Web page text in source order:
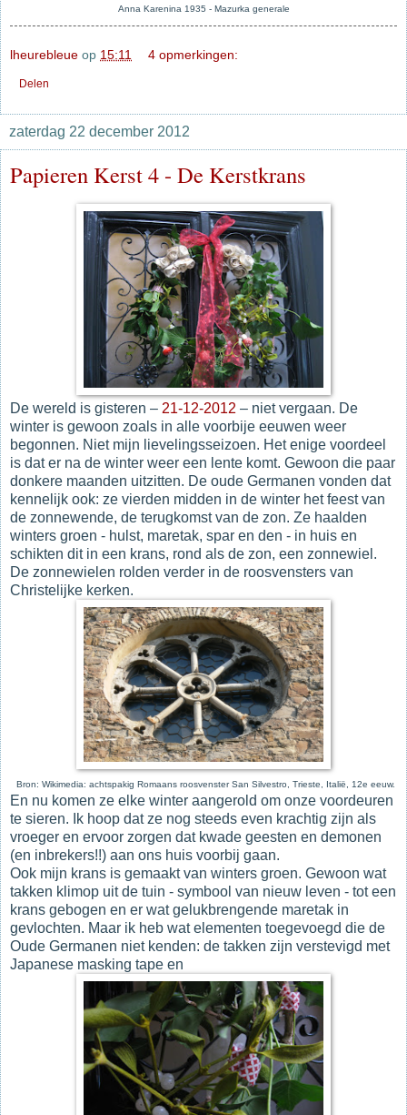
Anna Karenina 1935 - Mazurka generale
lheurebleue op 15:11 4 opmerkingen:
Delen
zaterdag 22 december 2012
Papieren Kerst 4 - De Kerstkrans
De wereld is gisteren – 21-12-2012 – niet vergaan. De
winter is gewoon zoals in alle voorbije eeuwen weer
begonnen. Niet mijn lievelingsseizoen. Het enige voordeel
is dat er na de winter weer een lente komt. Gewoon die paar
donkere maanden uitzitten. De oude Germanen vonden dat
kennelijk ook: ze vierden midden in de winter het feest van
de zonnewende, de terugkomst van de zon. Ze haalden
winters groen - hulst, maretak, spar en den - in huis en
schikten dit in een krans, rond als de zon, een zonnewiel.
De zonnewielen rolden verder in de roosvensters van
Christelijke kerken.
Bron: Wikimedia: achtspakig Romaans roosvenster San Silvestro, Trieste, Italië, 12e eeuw.
En nu komen ze elke winter aangerold om onze voordeuren
te sieren. Ik hoop dat ze nog steeds even krachtig zijn als
vroeger en ervoor zorgen dat kwade geesten en demonen
(en inbrekers!!) aan ons huis voorbij gaan.
Ook mijn krans is gemaakt van winters groen. Gewoon wat
takken klimop uit de tuin - symbool van nieuw leven - tot een
krans gebogen en er wat gelukbrengende maretak in
gevlochten. Maar ik heb wat elementen toegevoegd die de
Oude Germanen niet kenden: de takken zijn verstevigd met
Japanese masking tape en